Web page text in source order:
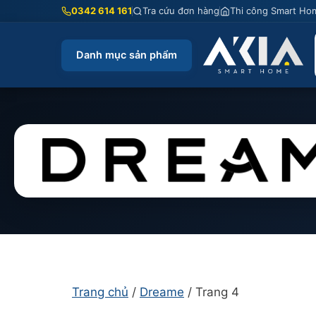
0342 614 161 Tra cứu đơn hàng Thi công Smart
Danh mục sản phẩm
Trang chủ / Dreame / Trang 4